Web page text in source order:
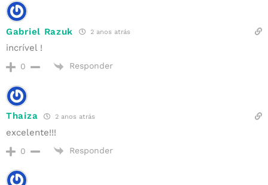
Gabriel Razuk 2 anos atrás
incrível !
0 Responder
Thaiza 2 anos atrás
excelente!!!
0 Responder